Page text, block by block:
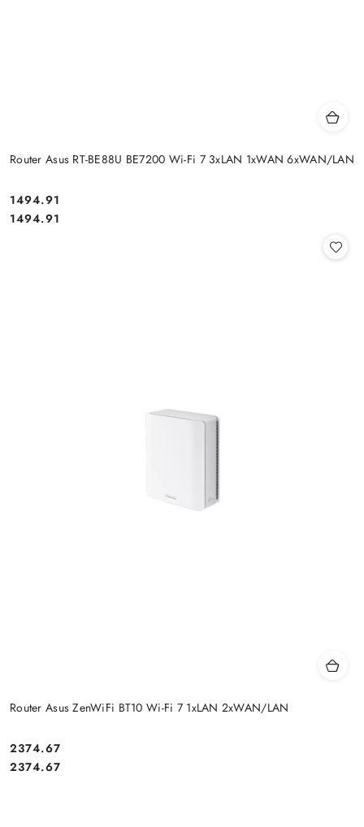
Router Asus RT-BE88U BE7200 Wi-Fi 7 3xLAN 1xWAN 6xWAN/LAN
Cena:
1494.91
Cena:
1494.91
Router Asus ZenWiFi BT10 Wi-Fi 7 1xLAN 2xWAN/LAN
Cena:
2374.67
Cena:
2374.67